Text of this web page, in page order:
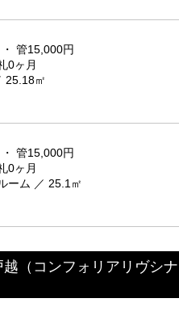
・ 管15,000円
0ヶ月
25.18㎡
・ 管15,000円
0ヶ月
ーム ／ 25.1㎡
越 （コンフォリアリヴシ